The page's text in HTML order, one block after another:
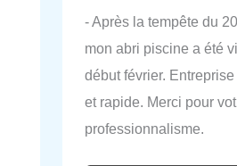
- Après la tempête du
mon abri piscine a été
début février.
et rapide. Merci pour
professionnalisme.